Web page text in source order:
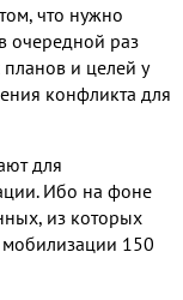
что нужно
очередной раз
и целей у
конфликта для
для
Ибо на фоне
из которых
150